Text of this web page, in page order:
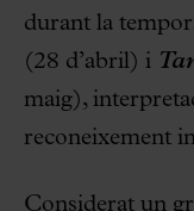
durant la
(28 d’abril) i
maig),
reconeixement
Considerat un